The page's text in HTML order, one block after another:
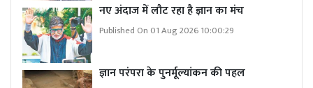
नए अंदाज में लौट रहा है ज्ञान का मंच
Published On 01 Aug 2026 10:00:29
ज्ञान परंपरा के पुनर्मूल्यांकन की पहल